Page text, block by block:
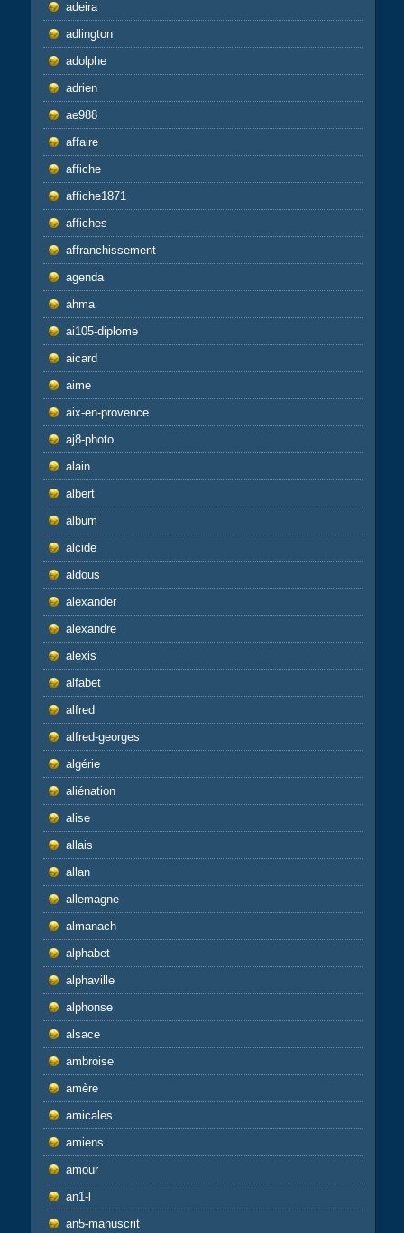
adeira
adlington
adolphe
adrien
ae988
affaire
affiche
affiche1871
affiches
affranchissement
agenda
ahma
ai105-diplome
aicard
aime
aix-en-provence
aj8-photo
alain
albert
album
alcide
aldous
alexander
alexandre
alexis
alfabet
alfred
alfred-georges
algérie
aliénation
alise
allais
allan
allemagne
almanach
alphabet
alphaville
alphonse
alsace
ambroise
amère
amicales
amiens
amour
an1-l
an5-manuscrit